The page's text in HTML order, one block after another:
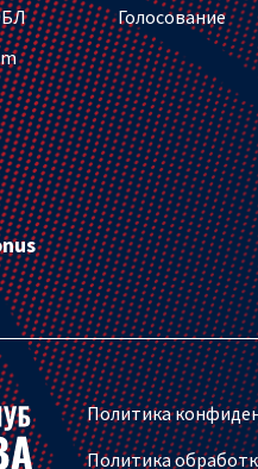
Голосование
Политика
Политика